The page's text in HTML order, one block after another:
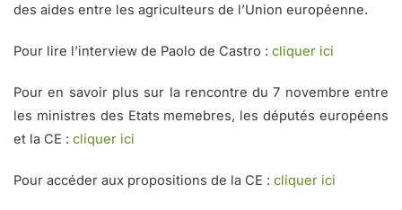
des aides entre les agriculteurs de l’Union européenne.
Pour lire l’interview de Paolo de Castro : cliquer ici
Pour en savoir plus sur la rencontre du 7 novembre entre
les ministres des Etats memebres, les députés européens
et la CE : cliquer ici
Pour accéder aux propositions de la CE : cliquer ici